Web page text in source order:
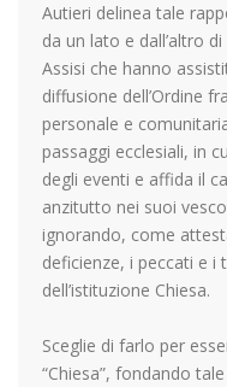
Autieri delinea tale
da un lato e dall’altro
Assisi che hanno
diffusione dell’Ordine
personale e
passaggi ecclesiali, in
degli eventi e affida il
anzitutto nei suoi
ignorando, come
deficienze, i peccati e i
dell’istituzione Chiesa.
Sceglie di farlo per
“Chiesa”, fondando